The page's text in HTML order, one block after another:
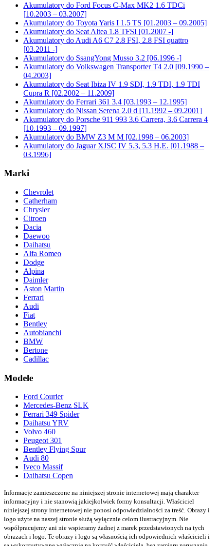
Akumulatory do Ford Focus C-Max MK2 1.6 TDCi
[10.2003 – 03.2007]
Akumulatory do Toyota Yaris I 1.5 TS [01.2003 – 09.2005]
Akumulatory do Seat Altea 1.8 TFSI [01.2007 -]
Akumulatory do Audi A6 C7 2.8 FSI, 2.8 FSI quattro
[03.2011 -]
Akumulatory do SsangYong Musso 3.2 [06.1996 -]
Akumulatory do Volkswagen Transporter T4 2.0 [09.1990 –
04.2003]
Akumulatory do Seat Ibiza IV 1.9 SDI, 1.9 TDI, 1.9 TDI
Cupra R [02.2002 – 11.2009]
Akumulatory do Ferrari 361 3.4 [03.1993 – 12.1995]
Akumulatory do Nissan Serena 2.0 d [11.1992 – 09.2001]
Akumulatory do Porsche 911 993 3.6 Carrera, 3.6 Carrera 4
[10.1993 – 09.1997]
Akumulatory do BMW Z3 M M [02.1998 – 06.2003]
Akumulatory do Jaguar XJSC IV 5.3, 5.3 H.E. [01.1988 –
03.1996]
Marki
Chevrolet
Catherham
Chrysler
Citroen
Dacia
Daewoo
Daihatsu
Alfa Romeo
Dodge
Alpina
Daimler
Aston Martin
Ferrari
Audi
Fiat
Bentley
Autobianchi
BMW
Bertone
Cadillac
Modele
Ford Courier
Mercedes-Benz SLK
Ferrari 349 Spider
Daihatsu YRV
Volvo 460
Peugeot 301
Bentley Flying Spur
Audi 80
Iveco Massif
Daihatsu Copen
Informacje zamieszczone na niniejszej stronie internetowej mają charakter
informacyjny i nie stanowią jakiejkolwiek formy konsultacji. Właściciel
niniejszej strony internetowej nie ponosi odpowiedzialności za treść. Obrazy i
logo użyte na naszej stronie służą wyłącznie celom ilustracyjnym. Nie
współpracujemy ani nie wspieramy żadnej z marek przedstawionych na tych
obrazach i logo. Te obrazy i logo są własnością ich odpowiednich właścicieli i